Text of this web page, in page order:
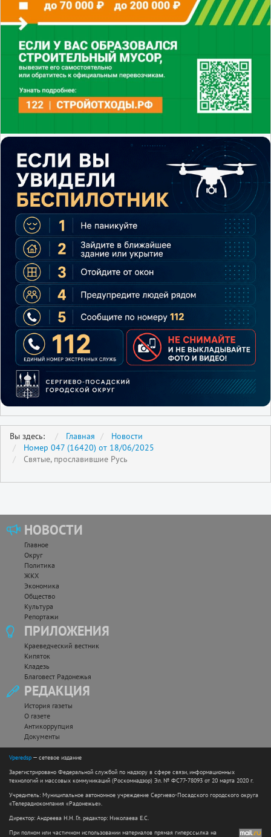
Вы здесь: Главная
Новости
Номер 047 (16420) от 18/06/2025
Святые, прославившие Русь
НОВОСТИ
Главное
Округ
Политика
ЖКХ
Экономика
Общество
Культура
Репортажи
ПРИЛОЖЕНИЯ
Краеведческий вестник
Кипяток
Кладезь
Благовест Радонежья
РЕДАКЦИЯ
История газеты
О газете
Антикоррупция
Документы
Vperedsp — сетевое издание
Зарегистрировано Федеральной службой по надзору в сфере связи, информационных
технологий и массовых коммуникаций (Роскомнадзор) Эл. № ФС77-78093 от 20 марта 2020 г.
Учредитель: Муниципальное автономное учреждение Сергиево-Посадского городского округа
«Телерадиокомпания «Радонежье».
Директор: Андреева Н.Н. Гл. редактор: Николаева Е.С.
При полном или частичном использовании материалов прямая гиперссылка на